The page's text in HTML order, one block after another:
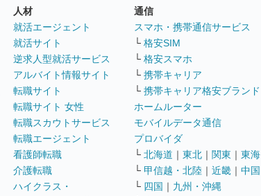
人材
就活エージェント
就活サイト
逆求人型就活サービス
アルバイト情報サイト
転職サイト
転職サイト 女性
転職スカウトサービス
転職エージェント
看護師転職
介護転職
ハイクラス・
通信
スマホ・携帯通信サービス
└ 格安SIM
└ 格安スマホ
└ 携帯キャリア
└ 携帯キャリア格安ブランド
ホームルーター
モバイルデータ通信
プロバイダ
└ 北海道 ｜ 東北 ｜ 関東 ｜ 東海
└ 甲信越・北陸 ｜ 近畿 ｜ 中国
└ 四国 ｜ 九州・沖縄